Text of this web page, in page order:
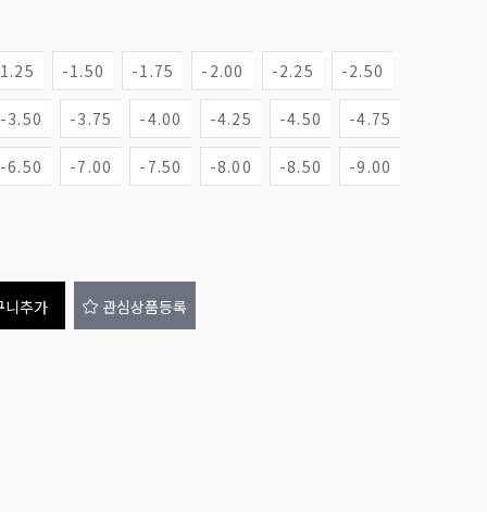
-1.50 -1.75 -2.00 -2.25 -2.50
-3.50 -3.75 -4.00 -4.25 -4.50 -4.75
-6.50 -7.00 -7.50 -8.00 -8.50 -9.00
니추가 관심상품등록